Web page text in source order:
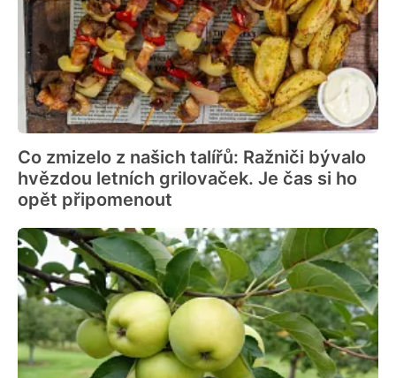
Co zmizelo z našich talířů: Ražniči bývalo
hvězdou letních grilovaček. Je čas si ho
opět připomenout